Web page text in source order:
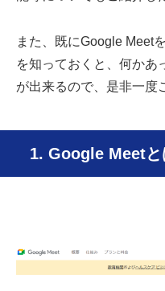
また、既にGoogle Meet
を知っておくと、何かあ
が出来るので、是非一度
1. Google Meetと